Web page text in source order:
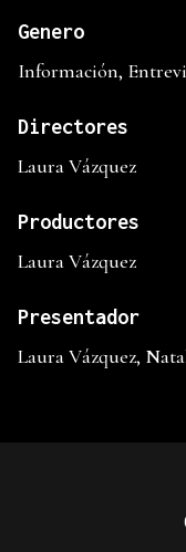
Genero
Información,
Directores
Laura Vázquez
Productores
Laura Vázquez
Presentador
Laura Vázquez,